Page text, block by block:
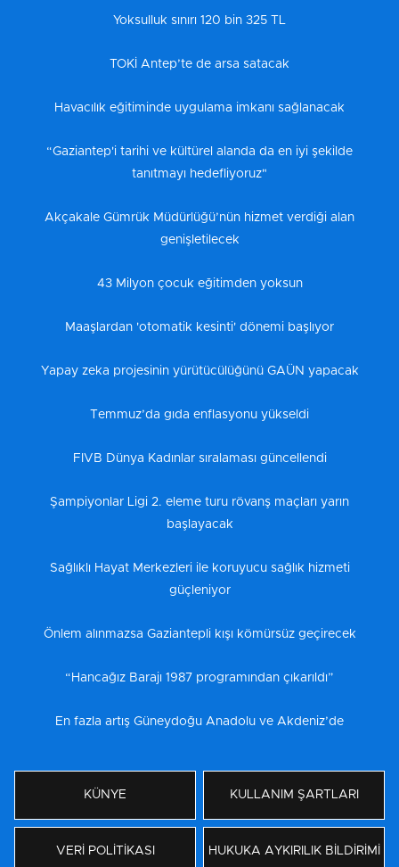
Yoksulluk sınırı 120 bin 325 TL
TOKİ Antep’te de arsa satacak
Havacılık eğitiminde uygulama imkanı sağlanacak
“Gaziantep'i tarihi ve kültürel alanda da en iyi şekilde
tanıtmayı hedefliyoruz"
Akçakale Gümrük Müdürlüğü’nün hizmet verdiği alan
genişletilecek
43 Milyon çocuk eğitimden yoksun
Maaşlardan 'otomatik kesinti' dönemi başlıyor
Yapay zeka projesinin yürütücülüğünü GAÜN yapacak
Temmuz’da gıda enflasyonu yükseldi
FIVB Dünya Kadınlar sıralaması güncellendi
Şampiyonlar Ligi 2. eleme turu rövanş maçları yarın
başlayacak
Sağlıklı Hayat Merkezleri ile koruyucu sağlık hizmeti
güçleniyor
Önlem alınmazsa Gaziantepli kışı kömürsüz geçirecek
“Hancağız Barajı 1987 programından çıkarıldı”
En fazla artış Güneydoğu Anadolu ve Akdeniz’de
KÜNYE KULLANIM ŞARTLARI
VERİ POLİTİKASI HUKUKA AYKIRILIK BİLDİRİMİ